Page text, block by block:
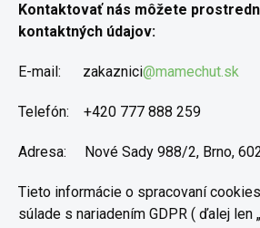
Kontaktovať nás môžete
kontaktných údajov:
E-mail: zakaznici@mamechut.sk
Telefón: +420 777 888 259
Adresa: Nové Sady 988/2, Brno,
Tieto informácie o spracovaní
súlade s nariadením GDPR ( ďalej len „